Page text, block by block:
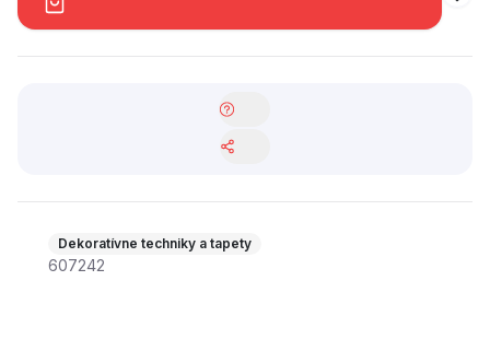
Dekoratívne techniky a tapety
607242